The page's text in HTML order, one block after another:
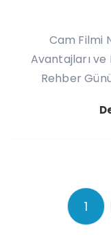
Cam Filmi
Avantajları ve
Rehber
1